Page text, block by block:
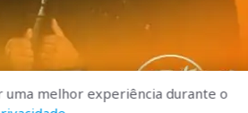
uma melhor experiência durante o